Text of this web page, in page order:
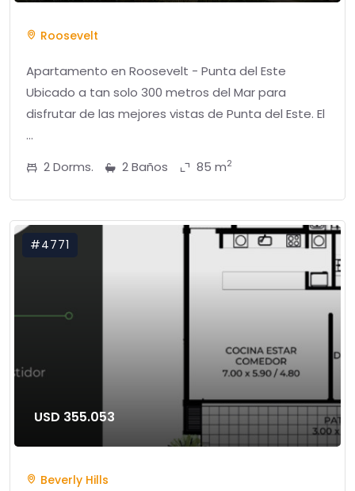
Roosevelt
Apartamento en Roosevelt - Punta del Este
Ubicado a tan solo 300 metros del Mar para
disfrutar de las mejores vistas de Punta del Este. El
...
2 Dorms.
2 Baños 85 m2
#4771
USD 355.053
Beverly Hills